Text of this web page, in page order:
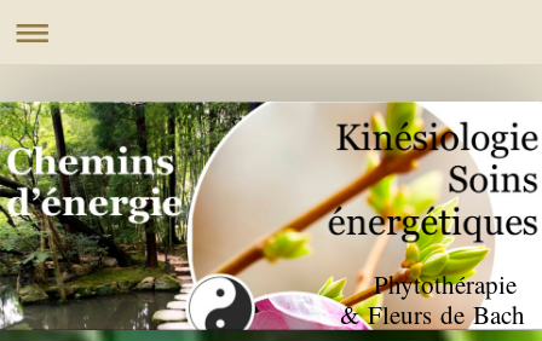
Phytothérapie
& Fleurs de Bach